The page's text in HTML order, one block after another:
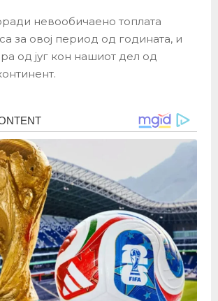
невообичаено топлата
за овој период од годината, и
од југ кон нашиот дел од